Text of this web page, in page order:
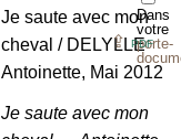
Dans
votre
porte-
⇪ PDF
Je saute avec mon
cheval / DELYLLE
Antoinette, Mai 2012
Je saute avec mon